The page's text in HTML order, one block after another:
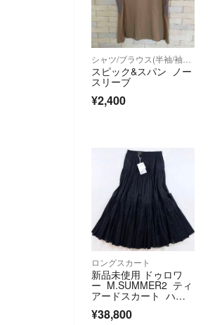
スピック&スパン ノー
スリーブ
¥2,400
ロングスカート
新品未使用 ドゥロワ
ー M.SUMMER2 ティ
アードスカート ハシ
¥38,800